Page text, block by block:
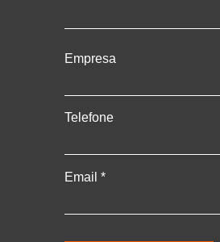
Empresa
Telefone
Email